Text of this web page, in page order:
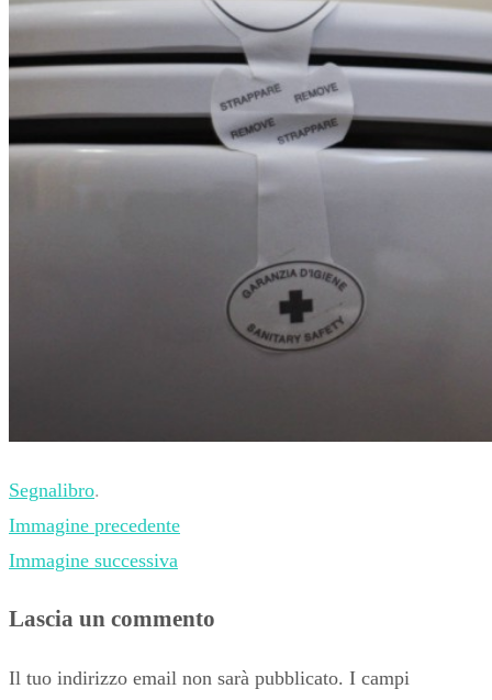
Segnalibro.
Immagine precedente
Immagine successiva
Lascia un commento
Il tuo indirizzo email non sarà pubblicato. I campi